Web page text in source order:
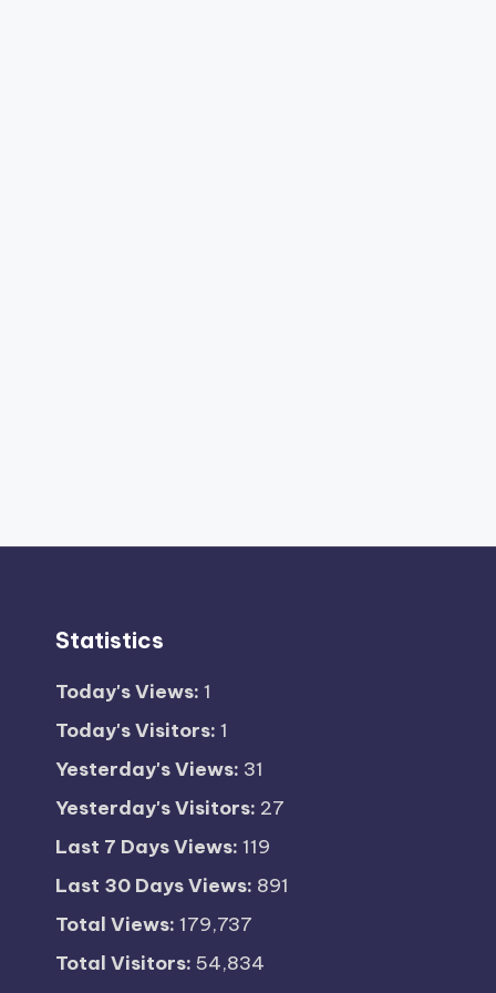
Statistics
Today's Views: 1
Today's Visitors: 1
Yesterday's Views: 31
Yesterday's Visitors: 27
Last 7 Days Views: 119
Last 30 Days Views: 891
Total Views: 179,737
Total Visitors: 54,834